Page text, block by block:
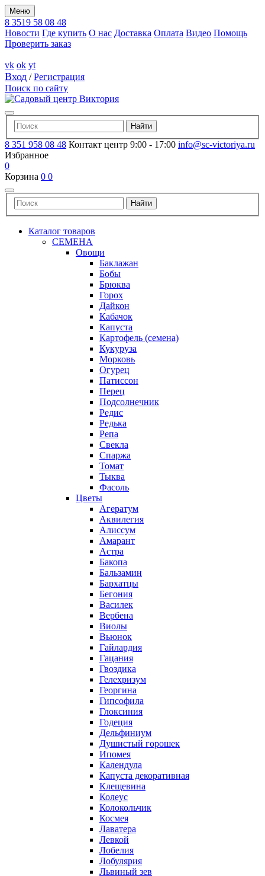
Меню
8 3519 58 08 48
Новости Где купить О нас Доставка Оплата Видео Помощь
Проверить заказ
vk ok yt
Вход /Регистрация
Поиск по сайту
8 351 958 08 48 Контакт центр 9:00 - 17:00 info@sc-victoriya.ru
Избранное
0
Корзина 0 0
Каталог товаров
СЕМЕНА
Овощи
Баклажан
Бобы
Брюква
Горох
Дайкон
Кабачок
Капуста
Картофель (семена)
Кукуруза
Морковь
Огурец
Патиссон
Перец
Подсолнечник
Редис
Редька
Репа
Свекла
Спаржа
Томат
Тыква
Фасоль
Цветы
Агератум
Аквилегия
Алиссум
Амарант
Астра
Бакопа
Бальзамин
Бархатцы
Бегония
Василек
Вербена
Виолы
Вьюнок
Гайлардия
Гацания
Гвоздика
Гелехризум
Георгина
Гипсофила
Глоксиния
Годеция
Дельфиниум
Душистый горошек
Ипомея
Календула
Капуста декоративная
Клещевина
Колеус
Колокольчик
Космея
Лаватера
Левкой
Лобелия
Лобулярия
Львиный зев